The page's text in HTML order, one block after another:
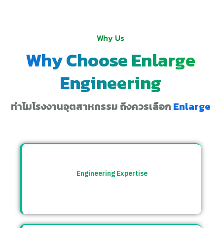
Why Us
Why Choose Enlarge
Engineering
ทำไมโรงงานอุตสาหกรรม ถึงควรเลือก Enlarge
Engineering Expertise